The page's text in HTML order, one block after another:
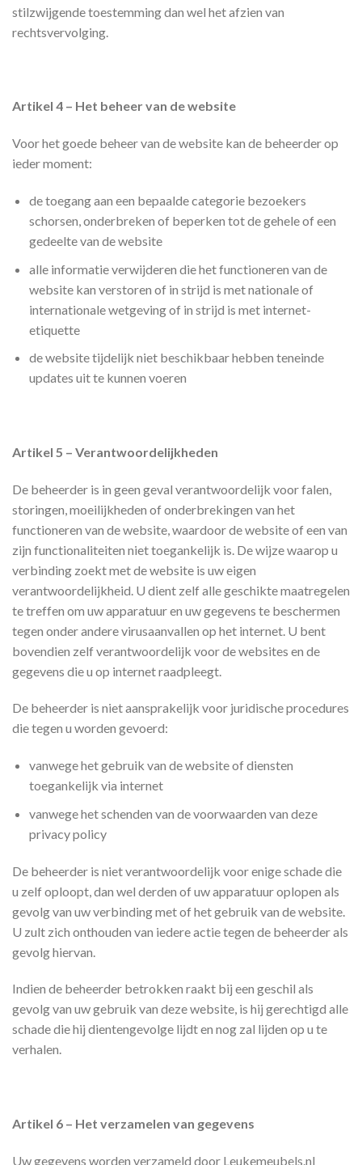
stilzwijgende toestemming dan wel het afzien van
rechtsvervolging.
Artikel 4 – Het beheer van de website
Voor het goede beheer van de website kan de beheerder op
ieder moment:
de toegang aan een bepaalde categorie bezoekers
schorsen, onderbreken of beperken tot de gehele of een
gedeelte van de website
alle informatie verwijderen die het functioneren van de
website kan verstoren of in strijd is met nationale of
internationale wetgeving of in strijd is met internet-
etiquette
de website tijdelijk niet beschikbaar hebben teneinde
updates uit te kunnen voeren
Artikel 5 – Verantwoordelijkheden
De beheerder is in geen geval verantwoordelijk voor falen,
storingen, moeilijkheden of onderbrekingen van het
functioneren van de website, waardoor de website of een van
zijn functionaliteiten niet toegankelijk is. De wijze waarop u
verbinding zoekt met de website is uw eigen
verantwoordelijkheid. U dient zelf alle geschikte maatregelen
te treffen om uw apparatuur en uw gegevens te beschermen
tegen onder andere virusaanvallen op het internet. U bent
bovendien zelf verantwoordelijk voor de websites en de
gegevens die u op internet raadpleegt.
De beheerder is niet aansprakelijk voor juridische procedures
die tegen u worden gevoerd:
vanwege het gebruik van de website of diensten
toegankelijk via internet
vanwege het schenden van de voorwaarden van deze
privacy policy
De beheerder is niet verantwoordelijk voor enige schade die
u zelf oploopt, dan wel derden of uw apparatuur oplopen als
gevolg van uw verbinding met of het gebruik van de website.
U zult zich onthouden van iedere actie tegen de beheerder als
gevolg hiervan.
Indien de beheerder betrokken raakt bij een geschil als
gevolg van uw gebruik van deze website, is hij gerechtigd alle
schade die hij dientengevolge lijdt en nog zal lijden op u te
verhalen.
Artikel 6 – Het verzamelen van gegevens
Uw gegevens worden verzameld door Leukemeubels.nl